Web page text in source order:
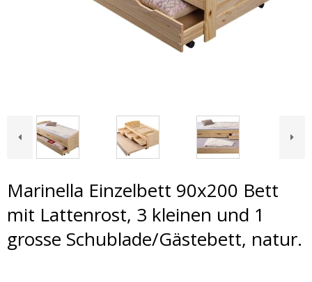
Marinella Einzelbett 90x200 Bett
mit Lattenrost, 3 kleinen und 1
grosse Schublade/Gästebett, natur.